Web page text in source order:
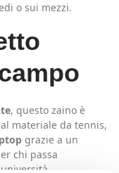
o sui mezzi.
, questo zaino è
materiale da tennis,
grazie a un
chi passa